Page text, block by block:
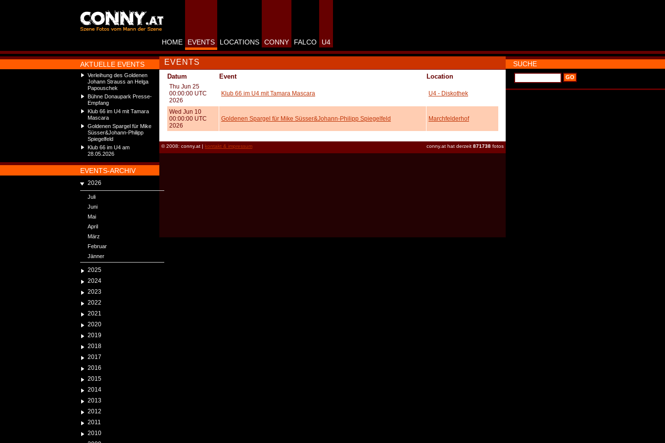
AKTUELLE EVENTS
Verleihung des Goldenen
Johann Strauss an Helga
Papouschek
Bühne Donaupark Presse-
Empfang
Klub 66 im U4 mit Tamara
Mascara
Goldenen Spargel für Mike
Süsser&Johann-Philipp
Spiegelfeld
Klub 66 im U4 am
28.05.2026
EVENTS-ARCHIV
2026
Juli
Juni
Mai
April
März
Februar
Jänner
2025
2024
2023
2022
2021
2020
2019
2018
2017
2016
2015
2014
2013
2012
2011
2010
HOME EVENTS LOCATIONS CONNY FALCO U4
EVENTS
Datum Event Location
Thu Jun 25
00:00:00 UTC
2026
Klub 66 im U4 mit Tamara Mascara U4 - Diskothek
Wed Jun 10
00:00:00 UTC
2026
Goldenen Spargel für Mike Süsser&Johann-Philipp Spiegelfeld Marchfelderhof
conny.at hat derzeit 871738 fotos
© 2008: conny.at | kontakt & impressum
SUCHE